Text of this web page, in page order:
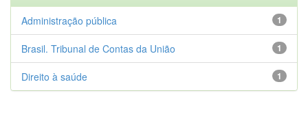
1
Administração pública
1
Brasil. Tribunal de Contas da União
1
Direito à saúde